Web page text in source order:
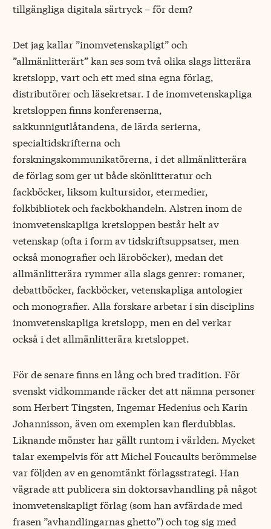
tillgängliga digitala särtryck – för dem?
Det jag kallar ”inomvetenskapligt” och
”allmänlitterärt” kan ses som två olika slags litterära
kretslopp, vart och ett med sina egna förlag,
distributörer och läsekretsar. I de inomvetenskapliga
kretsloppen finns konferenserna,
sakkunnigutlåtandena, de lärda serierna,
specialtidskrifterna och
forskningskommunikatörerna, i det allmänlitterära
de förlag som ger ut både skönlitteratur och
fackböcker, liksom kultursidor, etermedier,
folkbibliotek och fackbokhandeln. Alstren inom de
inomvetenskapliga kretsloppen består helt av
vetenskap (ofta i form av tidskriftsuppsatser, men
också monografier och läroböcker), medan det
allmänlitterära rymmer alla slags genrer: romaner,
debattböcker, fackböcker, vetenskapliga antologier
och monografier. Alla forskare arbetar i sin disciplins
inomvetenskapliga kretslopp, men en del verkar
också i det allmänlitterära kretsloppet.
För de senare finns en lång och bred tradition. För
svenskt vidkommande räcker det att nämna personer
som Herbert Tingsten, Ingemar Hedenius och Karin
Johannisson, även om exemplen kan flerdubblas.
Liknande mönster har gällt runtom i världen. Mycket
talar exempelvis för att Michel Foucaults berömmelse
var följden av en genomtänkt förlagsstrategi. Han
vägrade att publicera sin doktorsavhandling på något
inomvetenskapligt förlag (som han avfärdade med
frasen ”avhandlingarnas ghetto”) och tog sig med